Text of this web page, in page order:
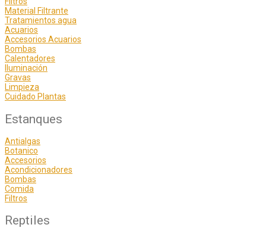
Material Filtrante
Tratamientos agua
Acuarios
Accesorios Acuarios
Bombas
Calentadores
Iluminación
Gravas
Limpieza
Cuidado Plantas
Estanques
Antialgas
Botanico
Accesorios
Acondicionadores
Bombas
Comida
Filtros
Reptiles